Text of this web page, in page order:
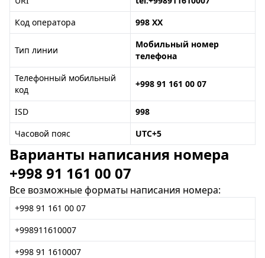
Код оператора
998 XX
Тип линии
Мобильный номер
телефона
Телефонный мобильный
код
+998 91 161 00 07
ISD
998
Часовой пояс
UTC+5
Варианты написания номера
+998 91 161 00 07
Все возможные форматы написания номера:
+998 91 161 00 07
+998911610007
+998 91 1610007